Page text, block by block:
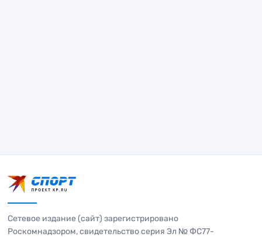
Сетевое издание (сайт) зарегистрировано
Роскомнадзором, свидетельство серия Эл № ФС77-